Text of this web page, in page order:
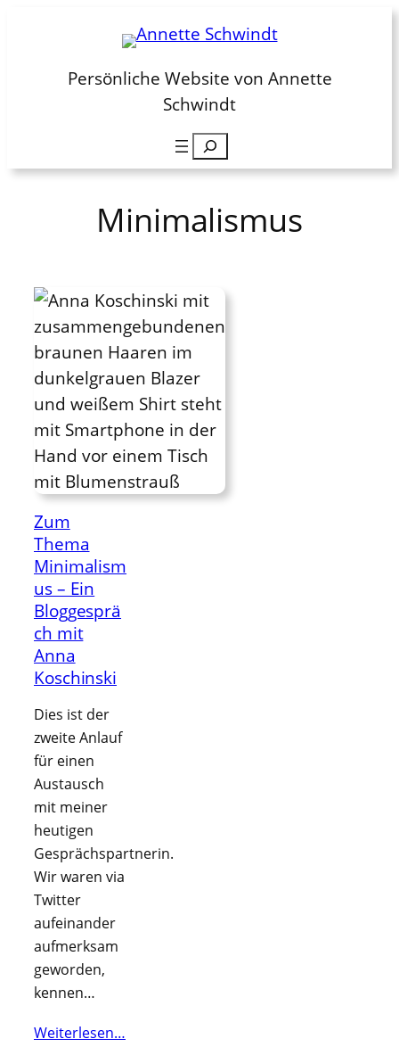
springenPersönliche Website von Annette
Schwindt
Suchen
Minimalismus
Zum
Thema
Minimalism
us – Ein
Bloggesprä
ch mit
Anna
Koschinski
Dies ist der
zweite Anlauf
für einen
Austausch
mit meiner
heutigen
Gesprächspartnerin.
Wir waren via
Twitter
aufeinander
aufmerksam
geworden,
kennen…
Weiterlesen…